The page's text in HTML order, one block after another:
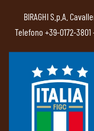
BIRAGHI S.p.A.
Telefono +39-0172-3801